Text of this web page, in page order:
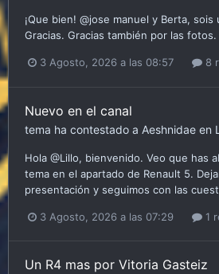
¡Que bien! @jose manuel y Berta,
Gracias. Gracias también por las fotos.
3 Agosto, 2026 a las 08:57 8
Nuevo en el canal
tema ha contestado a Aeshnidae en
Hola @Lillo, bienvenido. Veo que has
tema en el apartado de Renault 5.
presentación y seguimos con las
3 Agosto, 2026 a las 07:29 1
Un R4 mas por Vitoria Gasteiz